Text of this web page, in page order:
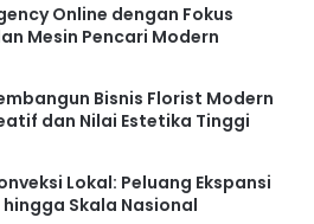
Online dengan Fokus
Mesin Pencari Modern
Bisnis Florist Modern
dan Nilai Estetika Tinggi
Lokal: Peluang Ekspansi
Skala Nasional